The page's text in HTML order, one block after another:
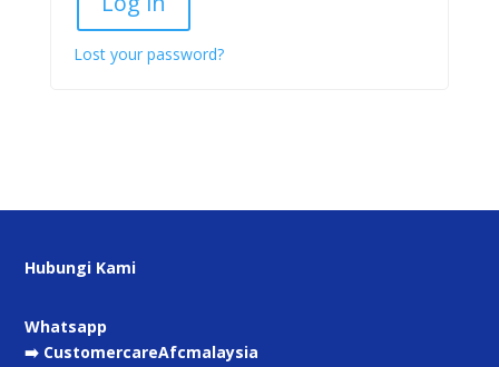
Lost your password?
Hubungi Kami
Whatsapp
➡️ CustomercareAfcmalaysia